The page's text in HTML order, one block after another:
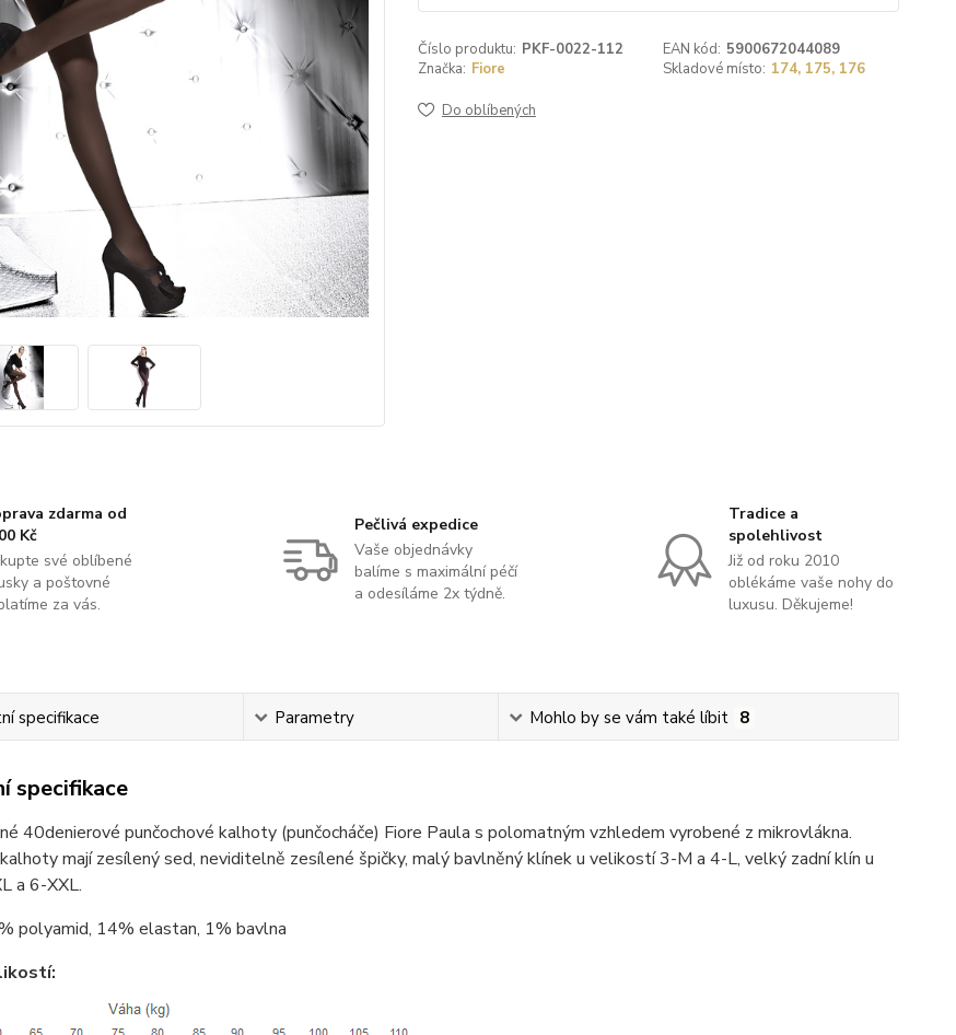
Číslo produktu: PKF-0022-112 EAN kód: 5900672044089
Značka: Fiore Skladové místo: 174, 175, 176
Do oblíbených
zdarma od
Kč
své oblíbené
a poštovné
za vás.
Pečlivá expedice
Vaše objednávky
balíme s maximální péčí
a odesíláme 2x týdně.
Tradice a
spolehlivost
Již od roku 2010
oblékáme vaše nohy do
luxusu. Děkujeme!
specifikace Parametry Mohlo by se vám také líbit 8
specifikace
40denierové punčochové kalhoty (punčocháče) Fiore Paula s polomatným vzhledem vyrobené z mikrovlákna.
mají zesílený sed, neviditelně zesílené špičky, malý bavlněný klínek u velikostí 3-M a 4-L, velký zadní klín u
a 6-XXL.
polyamid, 14% elastan, 1% bavlna